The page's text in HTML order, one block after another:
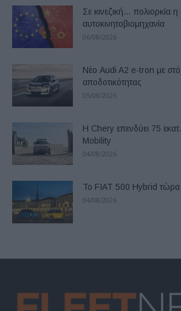
Σε κινεζική… πολιορκία
αυτοκινητοβιομηχανία
06/08/2026
Νέο Audi A2 e-tron με
αποδοτικότητας
05/08/2026
Η Chery επενδύει 75
Mobility
04/08/2026
Το FIAT 500 Hybrid
04/08/2026